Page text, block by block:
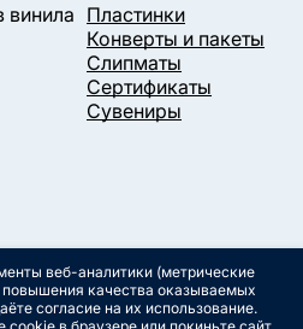
винила Пластинки
Конверты и пакеты
Слипматы
Сертификаты
Сувениры
веб-аналитики (метрические
качества оказываемых
согласие на их использование.